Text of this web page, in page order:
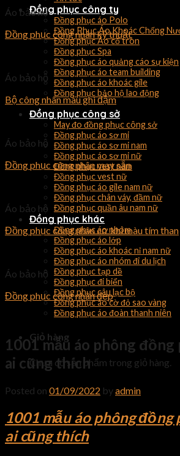
Đồng phục công ty
Đồng phục áo Polo
Đồng Phục Áo Khoác Chống
Đồng phục Áo cổ tròn
Đồng phục Spa
Đồng phục áo quảng cáo sự kiện
Đồng phục áo team building
Đồng phục áo khoác gile
Đồng phục bảo hộ lao động
Đồng phục công sở
May đo đồng phục công sở
Đồng phục áo sơ mi
Đồng phục áo sơ mi nam
Đồng phục áo sơ mi nữ
Đồng phục vest nam
Đồng phục vest nữ
Đồng phục áo gile nam nữ
Đồng phục chân váy, đầm nữ
Đồng phục quần âu nam nữ
Đồng phục khác
Đồng phục áo nhóm
Đồng phục áo lớp
Đồng phục áo khoác nỉ nam nữ
Đồng phục áo nhóm đi du lịch
Đồng phục tạp dề
Đồng phục đi biển
Đồng phục câu lạc bộ
Đồng phục áo cờ đỏ sao vàng
Đồng phục áo đoàn thanh niên
Giỏ hàng
Chưa có sản phẩm trong giỏ hàng.
Áo bảo hộ
Đồng phục công nhân kỹ thuật
Áo bảo hộ
Bộ công nhân màu ghi đậm
Áo bảo hộ
Đồng phục công nhân may sẵn
Áo bảo hộ
Đồng phục công nhân cơ khí màu tím than
Áo bảo hộ
Đồng phục công nhân đẹp
1001 mẫu áo phông đồng
ai cũng thích
Posted on 01/09/2022 byadmin
1001 mẫu áo phông đồng
ai cũng thích